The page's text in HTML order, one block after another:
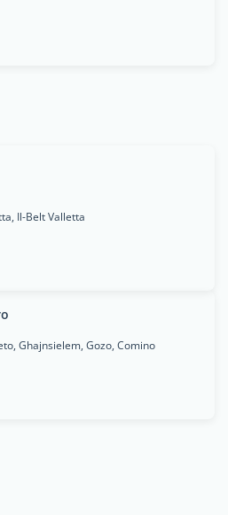
Il-Belt Valletta
Ghajnsielem, Gozo, Comino